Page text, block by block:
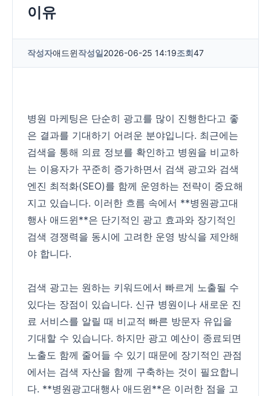
이유
작성자애드윈작성일2026-06-25 14:19조회47
병원 마케팅은 단순히 광고를 많이 진행한다고 좋
은 결과를 기대하기 어려운 분야입니다. 최근에는
검색을 통해 의료 정보를 확인하고 병원을 비교하
는 이용자가 꾸준히 증가하면서 검색 광고와 검색
엔진 최적화(SEO)를 함께 운영하는 전략이 중요해
지고 있습니다. 이러한 흐름 속에서 **병원광고대
행사 애드윈**은 단기적인 광고 효과와 장기적인
검색 경쟁력을 동시에 고려한 운영 방식을 제안해
야 합니다.
검색 광고는 원하는 키워드에서 빠르게 노출될 수
있다는 장점이 있습니다. 신규 병원이나 새로운 진
료 서비스를 알릴 때 비교적 빠른 방문자 유입을
기대할 수 있습니다. 하지만 광고 예산이 종료되면
노출도 함께 줄어들 수 있기 때문에 장기적인 관점
에서는 검색 자산을 함께 구축하는 것이 필요합니
다. **병원광고대행사 애드윈**은 이러한 점을 고